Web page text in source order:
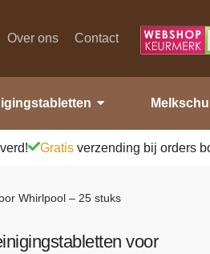
Over ons Contact
Gratis verzending bij orders
Whirlpool – 25 stuks
voor